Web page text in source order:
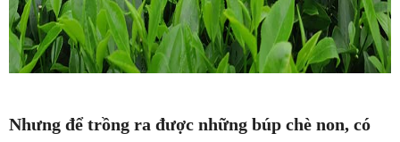
Nhưng để trồng ra được những búp chè non, có